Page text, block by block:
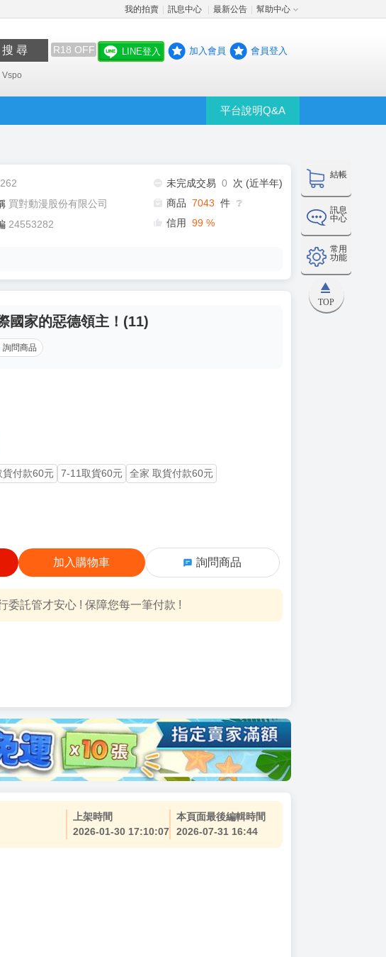
我的拍賣 訊息中心 最新公告 幫助中心
搜 尋 R18 OFF
Vspo
LINE登入 加入會員 會員登入
平台說明Q&A
結帳
訊息
中心
常用
功能
TOP
買對動漫股份有限公司
24553282
未完成交易 0
次 (近半年)
商品 7043 件 ❔
信用 99 %
國家的惡德領主！(11)
詢問商品
貨付款60元 7-11取貨60元
全家 取貨付款60元
加入購物車 詢問商品
委託管才安心 ! 保障您每一筆付款 !